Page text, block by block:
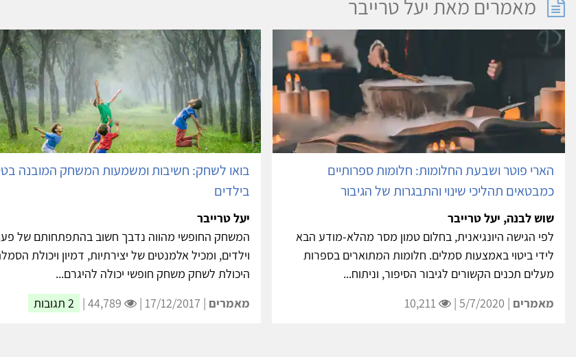
מאמרים מאת יעל טרייבר
הארי פוטר ושבעת החלומות: חלומות ספרותיים
כמבטאים תהליכי שינוי והתבגרות של הגיבור
שוש לבנה, יעל טרייבר
לפי הגישה היונגיאנית, בחלום טמון מסר מהלא-מודע הבא
לידי ביטוי באמצעות סמלים. חלומות המתוארים בספרות
מעלים תכנים הקשורים לגיבור הסיפור, וניתוח...
מאמרים | 5/7/2020 |
בואו לשחק: חשיבות ומשמעות המשחק המובנה
בילדים
יעל טרייבר
המשחק החופשי מהווה נדבך חשוב בהתפתחותם של
וילדים, ומכיל אלמנטים של יצירתיות, דמיון ויכולת
היכולת לשחק משחק חופשי יכולה להיגרם...
מאמרים | 17/12/2017 |
44,789 | 2 תגובות